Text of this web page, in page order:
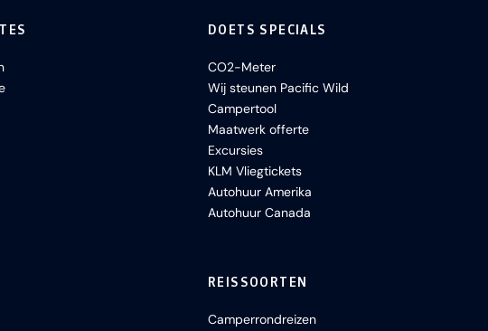
DOETS SPECIALS
CO2-Meter
Wij steunen Pacific Wild
Campertool
Maatwerk offerte
Excursies
KLM Vliegtickets
Autohuur Amerika
Autohuur Canada
REISSOORTEN
Camperrondreizen